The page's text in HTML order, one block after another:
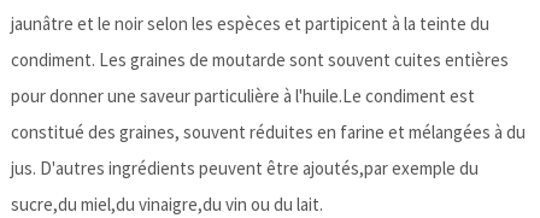
jaunâtre et le noir selon les espèces et partipicent à la teinte du
condiment. Les graines de moutarde sont souvent cuites entières
pour donner une saveur particulière à l'huile.Le condiment est
constitué des graines, souvent réduites en farine et mélangées à du
jus. D'autres ingrédients peuvent être ajoutés,par exemple du
sucre,du miel,du vinaigre,du vin ou du lait.